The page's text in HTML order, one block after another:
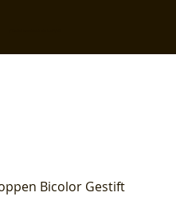
Bicolor Gestift